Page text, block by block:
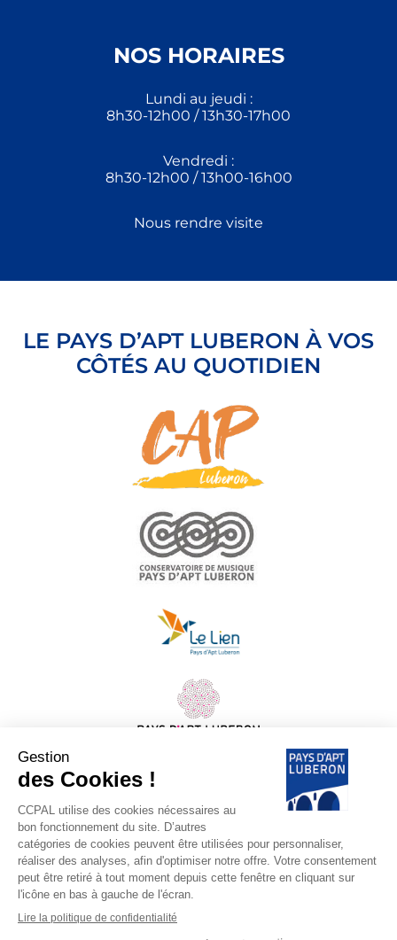
NOS HORAIRES
Lundi au jeudi :
8h30-12h00 / 13h30-17h00
Vendredi :
8h30-12h00 / 13h00-16h00
Nous rendre visite
LE PAYS D’APT LUBERON À VOS
CÔTÉS AU QUOTIDIEN